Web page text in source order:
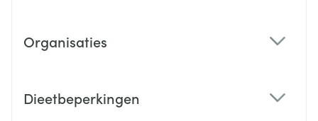
Organisaties
Dieetbeperkingen